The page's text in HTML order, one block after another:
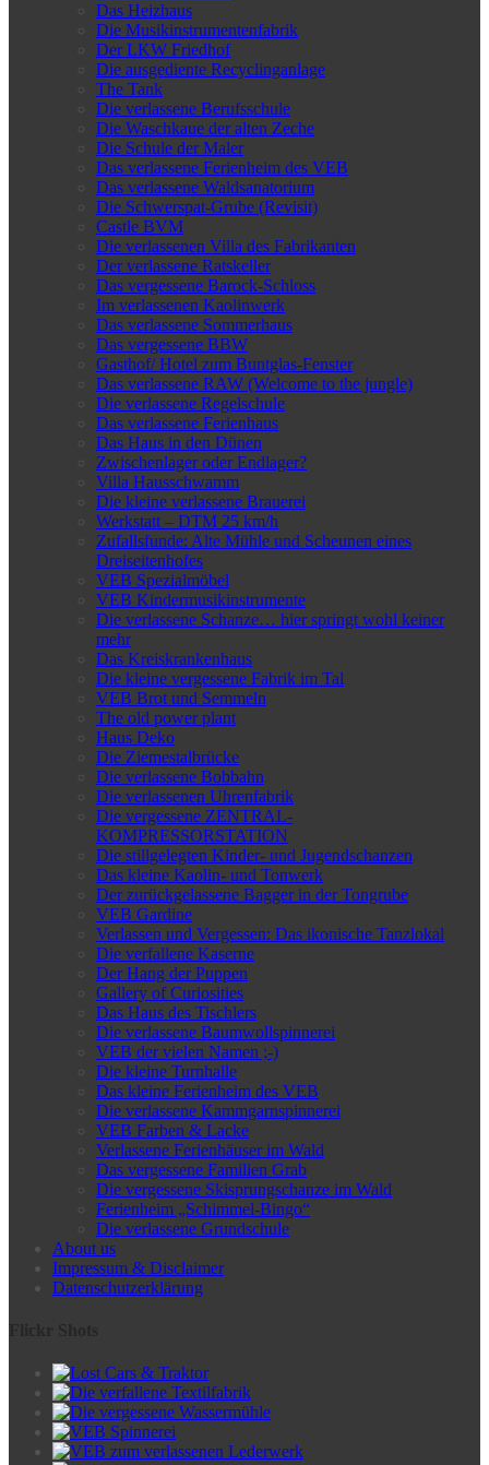
Das Heizhaus
Die Musikinstrumentenfabrik
Der LKW Friedhof
Die ausgediente Recyclinganlage
The Tank
Die verlassene Berufsschule
Die Waschkaue der alten Zeche
Die Schule der Maler
Das verlassene Ferienheim des VEB
Das verlassene Waldsanatorium
Die Schwerspat-Grube (Revisit)
Castle BVM
Die verlassenen Villa des Fabrikanten
Der verlassene Ratskeller
Das vergessene Barock-Schloss
Im verlassenen Kaolinwerk
Das verlassene Sommerhaus
Das vergessene BBW
Gasthof/ Hotel zum Buntglas-Fenster
Das verlassene RAW (Welcome to the jungle)
Die verlassene Regelschule
Das verlassene Ferienhaus
Das Haus in den Dünen
Zwischenlager oder Endlager?
Villa Hausschwamm
Die kleine verlassene Brauerei
Werkstatt – DTM 25 km/h
Zufallsfunde: Alte Mühle und Scheunen eines
Dreiseitenhofes
VEB Spezialmöbel
VEB Kindermusikinstrumente
Die verlassene Schanze… hier springt wohl keiner
mehr
Das Kreiskrankenhaus
Die kleine vergessene Fabrik im Tal
VEB Brot und Semmeln
The old power plant
Haus Deko
Die Ziemestalbrücke
Die verlassene Bobbahn
Die verlassenen Uhrenfabrik
Die vergessene ZENTRAL-
KOMPRESSORSTATION
Die stillgelegten Kinder- und Jugendschanzen
Das kleine Kaolin- und Tonwerk
Der zurückgelassene Bagger in der Tongrube
VEB Gardine
Verlassen und Vergessen: Das ikonische Tanzlokal
Die verfallene Kaserne
Der Hang der Puppen
Gallery of Curiosities
Das Haus des Tischlers
Die verlassene Baumwollspinnerei
VEB der vielen Namen ;-)
Die kleine Turnhalle
Das kleine Ferienheim des VEB
Die verlassene Kammgarnspinnerei
VEB Farben & Lacke
Verlassene Ferienhäuser im Wald
Das vergessene Familien Grab
Die vergessene Skisprungschanze im Wald
Ferienheim „Schimmel-Bingo“
Die verlassene Grundschule
About us
Impressum & Disclaimer
Datenschutzerklärung